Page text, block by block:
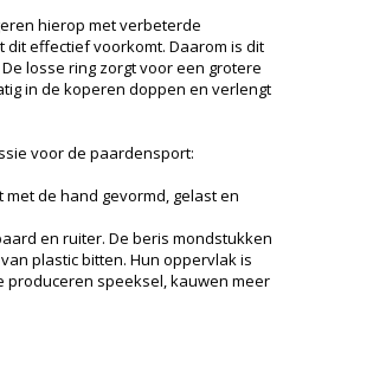
hierop met verbeterde
effectief voorkomt. Daarom is dit
losse ring zorgt voor een grotere
in de koperen doppen en verlengt
voor de paardensport:
de hand gevormd, gelast en
en ruiter. De beris mondstukken
plastic bitten. Hun oppervlak is
produceren speeksel, kauwen meer